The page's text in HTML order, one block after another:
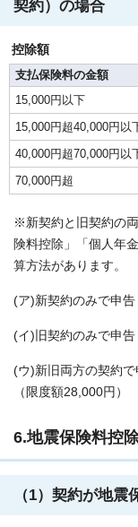
契約）の場合
控除額
支払保険料の金額
15,000円以下
15,000円超40,000円以
40,000円超70,000円以
70,000円超
※新契約と旧契約の
険料控除」「個人年
算方法があります。
(ア)新契約のみで申告
(イ)旧契約のみで申告
(ウ)新旧両方の契約
（限度額28,000円）
6.地震保険料控
（1）契約が地震